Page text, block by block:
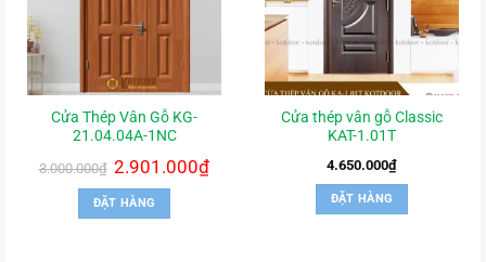
Cửa Thép Vân Gỗ KG-
21.04.04A-1NC
3.000.000₫ Giá
gốc
là:
3.000.000₫.
2.901.000₫Giá
ĐẶT HÀNG
Cửa thép vân gỗ Classic
KAT-1.01T
4.650.000₫
ĐẶT HÀNG